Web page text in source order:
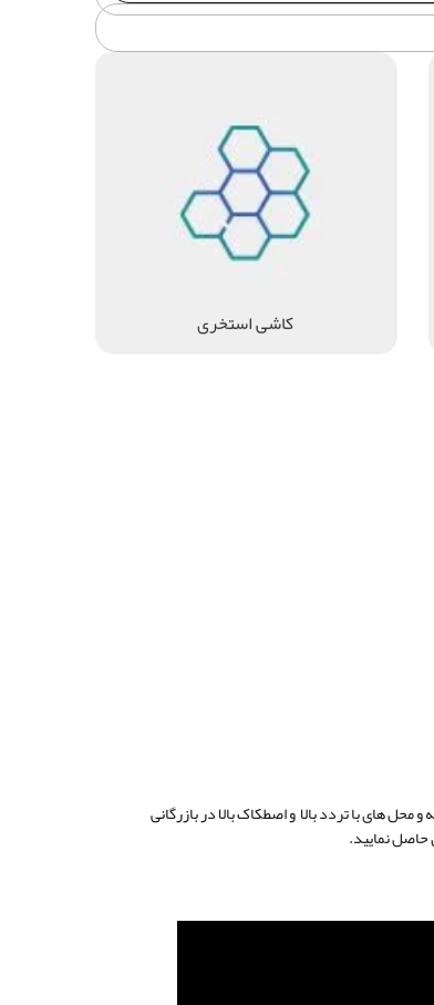
کاشی استخری
برای مصارف کف و بدنه و محل های با تردد بالا و اصطکاک بالا در بازرگانی
نمایید.